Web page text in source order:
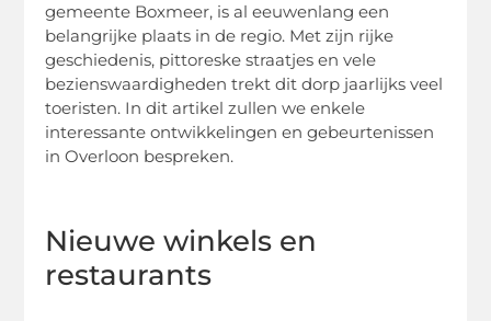
gemeente Boxmeer, is al eeuwenlang een
belangrijke plaats in de regio. Met zijn rijke
geschiedenis, pittoreske straatjes en vele
bezienswaardigheden trekt dit dorp jaarlijks veel
toeristen. In dit artikel zullen we enkele
interessante ontwikkelingen en gebeurtenissen
in Overloon bespreken.
Nieuwe winkels en
restaurants